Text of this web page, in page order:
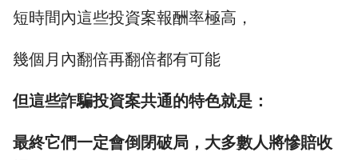
短時間內這些投資案報酬率極高，
幾個月內翻倍再翻倍都有可能
但這些詐騙投資案共通的特色就是：
最終它們一定會倒閉破局，大多數人將慘賠收